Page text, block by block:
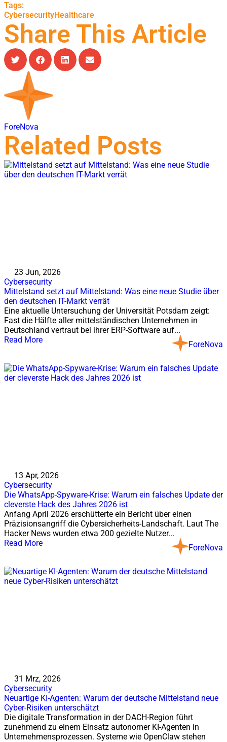
Tags:
CybersecurityHealthcare
Share This Article
ForeNova
Related Posts
23 Jun, 2026
Cybersecurity
Mittelstand setzt auf Mittelstand: Was eine neue Studie über
den deutschen IT-Markt verrät
Eine aktuelle Untersuchung der Universität Potsdam zeigt:
Fast die Hälfte aller mittelständischen Unternehmen in
Deutschland vertraut bei ihrer ERP-Software auf...
Read More
ForeNova
13 Apr, 2026
Cybersecurity
Die WhatsApp-Spyware-Krise: Warum ein falsches Update der
cleverste Hack des Jahres 2026 ist
Anfang April 2026 erschütterte ein Bericht über einen
Präzisionsangriff die Cybersicherheits-Landschaft. Laut The
Hacker News wurden etwa 200 gezielte Nutzer...
Read More
ForeNova
31 Mrz, 2026
Cybersecurity
Neuartige KI-Agenten: Warum der deutsche Mittelstand neue
Cyber-Risiken unterschätzt
Die digitale Transformation in der DACH-Region führt
zunehmend zu einem Einsatz autonomer KI-Agenten in
Unternehmensprozessen. Systeme wie OpenClaw stehen